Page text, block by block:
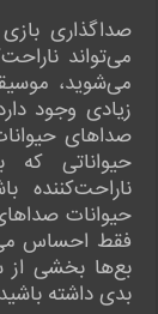
صداگذاری
می‌تواند
می‌شوید،
زیادی وجود
صداهای
حیواناتی که
حیوانات
فقط احساس
بع‌ها بخشی
بدی داشته